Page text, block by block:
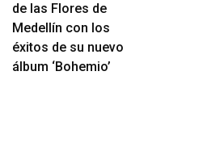
de las Flores de
Medellín con los
éxitos de su nuevo
álbum ‘Bohemio’